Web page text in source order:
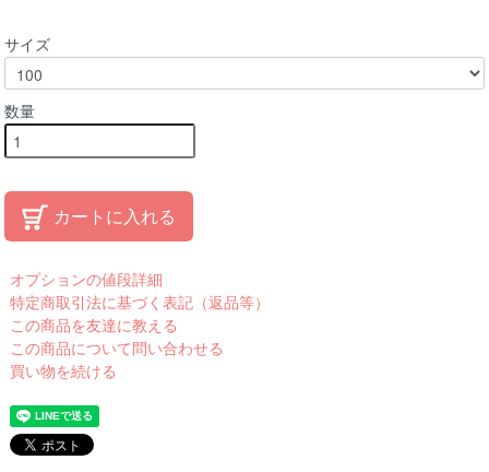
サイズ
数量
カートに入れる
オプションの値段詳細
特定商取引法に基づく表記（返品等）
この商品を友達に教える
この商品について問い合わせる
買い物を続ける